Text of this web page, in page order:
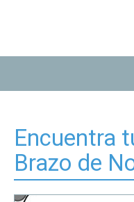
Encuentra
Brazo de